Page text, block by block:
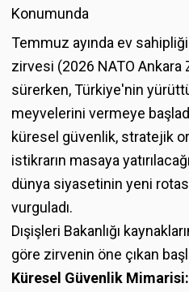
Konumunda
Temmuz ayında ev
zirvesi (2026 NATO Ankara
sürerken, Türkiye'nin
meyvelerini vermeye
küresel güvenlik, stratejik
istikrarın masaya
dünya siyasetinin yeni
vurguladı.
Dışişleri Bakanlığı
göre zirvenin öne çıkan
Küresel Güvenlik Mimarisi: